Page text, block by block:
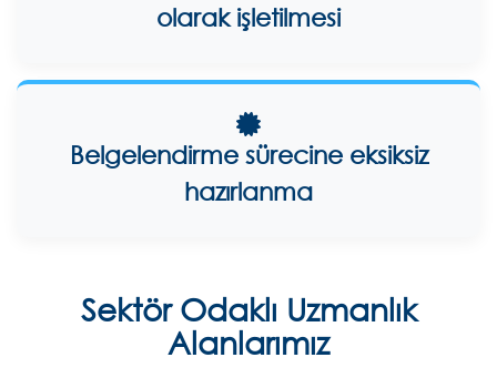
olarak işletilmesi
Belgelendirme sürecine eksiksiz
hazırlanma
Sektör Odaklı Uzmanlık
Alanlarımız